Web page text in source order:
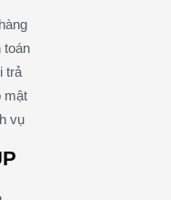
toán
trả
mật
vụ